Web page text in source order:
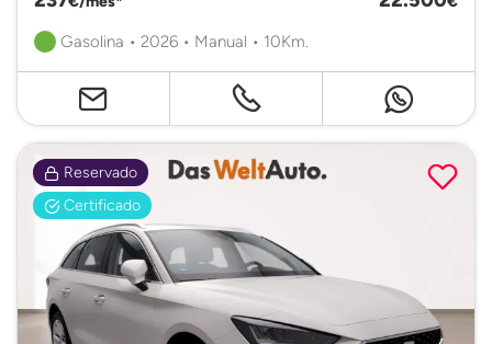
Gasolina • 2026 • Manual • 10Km.
Reservado
Certificado